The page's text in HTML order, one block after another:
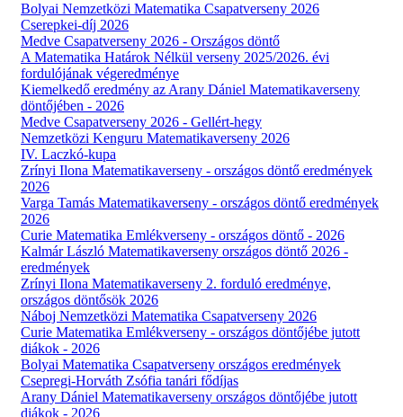
Bolyai Nemzetközi Matematika Csapatverseny 2026
Cserepkei-díj 2026
Medve Csapatverseny 2026 - Országos döntő
A Matematika Határok Nélkül verseny 2025/2026. évi
fordulójának végeredménye
Kiemelkedő eredmény az Arany Dániel Matematikaverseny
döntőjében - 2026
Medve Csapatverseny 2026 - Gellért-hegy
Nemzetközi Kenguru Matematikaverseny 2026
IV. Laczkó-kupa
Zrínyi Ilona Matematikaverseny - országos döntő eredmények
2026
Varga Tamás Matematikaverseny - országos döntő eredmények
2026
Curie Matematika Emlékverseny - országos döntő - 2026
Kalmár László Matematikaverseny országos döntő 2026 -
eredmények
Zrínyi Ilona Matematikaverseny 2. forduló eredménye,
országos döntősök 2026
Náboj Nemzetközi Matematika Csapatverseny 2026
Curie Matematika Emlékverseny - országos döntőjébe jutott
diákok - 2026
Bolyai Matematika Csapatverseny országos eredmények
Csepregi-Horváth Zsófia tanári fődíjas
Arany Dániel Matematikaverseny országos döntőjébe jutott
diákok - 2026